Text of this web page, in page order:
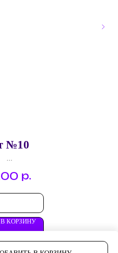
№10
"Риет из семги"
виноград"
с креветкой.
р.
КОРЗИНУ